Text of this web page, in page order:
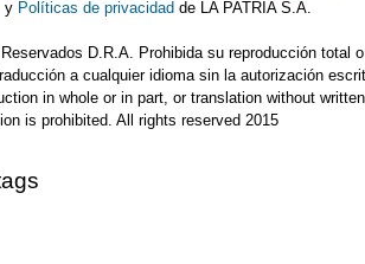
y Políticas de privacidad de LA PATRIA S.A.
D.R.A. Prohibida su reproducción total o
a cualquier idioma sin la autorización
in whole or in part, or translation without written
is prohibited. All rights reserved 2015